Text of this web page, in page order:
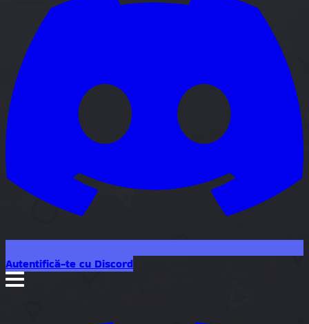
Autentifică-te cu Discord